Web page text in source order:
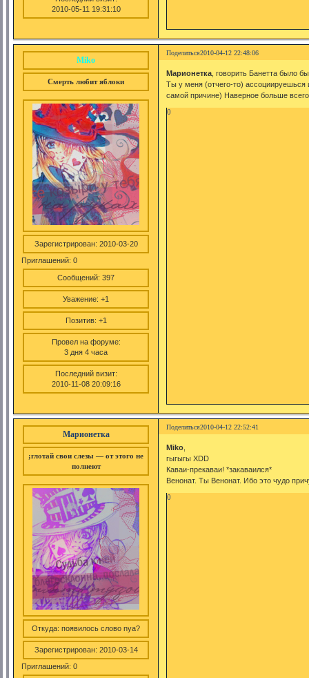
2010-05-11 19:31:10
Поделиться2010-04-12 22:48:06
Miko
Смерть любит яблоки
Зарегистрирован: 2010-03-20
Приглашений: 0
Сообщений: 397
Уважение: +1
Позитив: +1
Провел на форуме:
3 дня 4 часа
Последний визит:
2010-11-08 20:09:16
Марионетка , говорить Банетта было
Ты у меня (отчего-то)
самой причине) Наверное больше
0
Поделиться2010-04-12 22:52:41
Марионетка
;глотай свои слезы — от этого не
полнеют
Откуда: появилось слово nya?
Зарегистрирован: 2010-03-14
Приглашений: 0
Miko
гыгыгы XDD
Каваи-прекаваи! *закаваился*
Венонат. Ты Венонат. Ибо это чудо
0